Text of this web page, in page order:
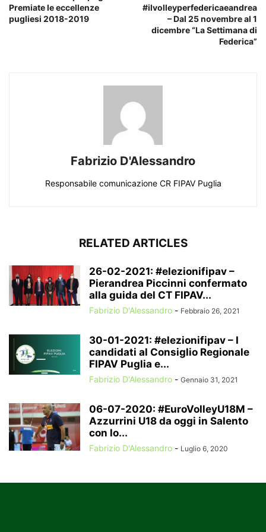
Premiate le eccellenze
pugliesi 2018-2019
#ilvolleyperfedericaeandrea
– Dal 25 novembre al 1
dicembre “La Settimana di
Federica”
Fabrizio D'Alessandro
Responsabile comunicazione CR FIPAV Puglia
RELATED ARTICLES
26-02-2021: #elezionifipav –
Pierandrea Piccinni confermato
alla guida del CT FIPAV...
Fabrizio D'Alessandro - Febbraio 26, 2021
30-01-2021: #elezionifipav – I
candidati al Consiglio Regionale
FIPAV Puglia e...
Fabrizio D'Alessandro - Gennaio 31, 2021
06-07-2020: #EuroVolleyU18M –
Azzurrini U18 da oggi in Salento
con lo...
Fabrizio D'Alessandro - Luglio 6, 2020